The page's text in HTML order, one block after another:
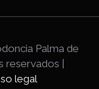
Palma de
|
legal